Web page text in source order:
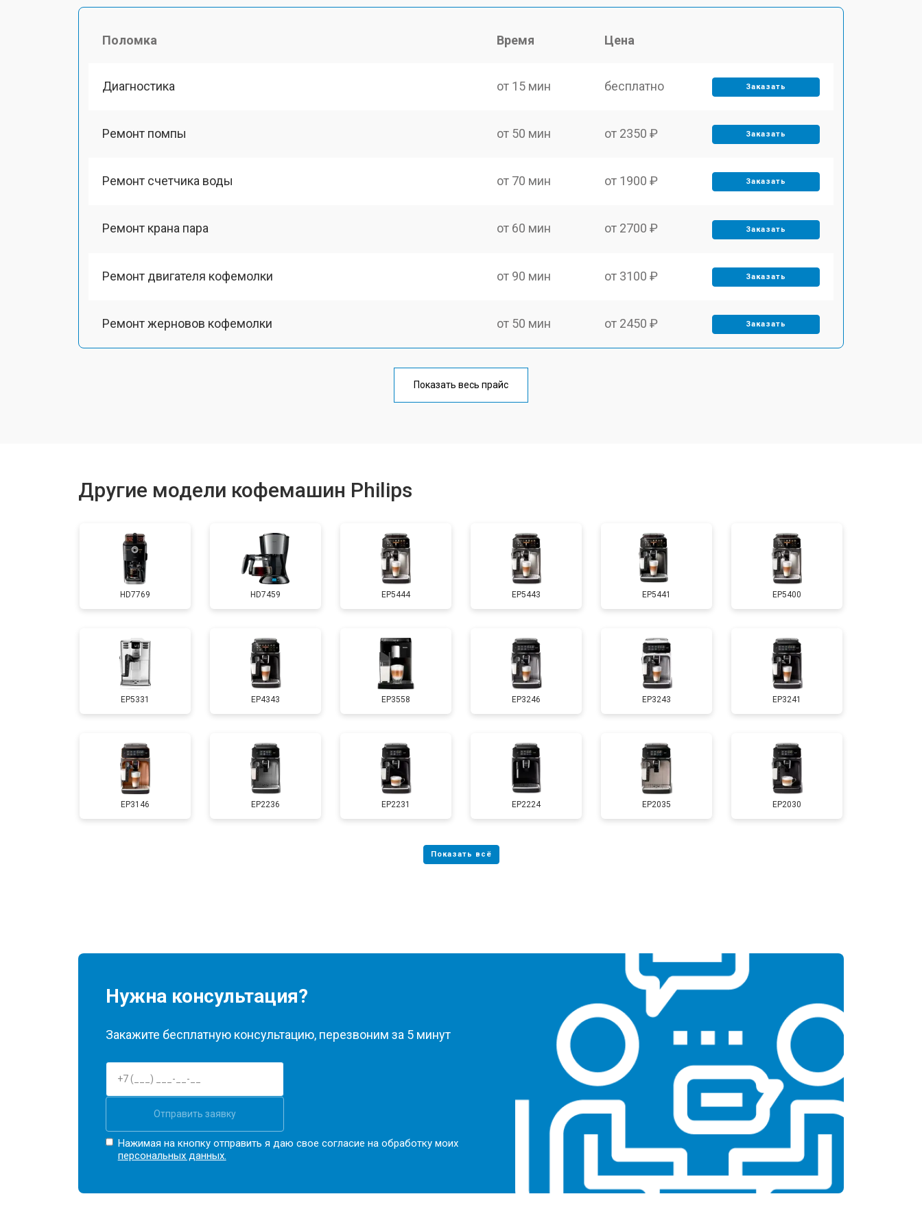
Поломка Время Цена
Диагностика от 15 мин бесплатно Заказать
Ремонт помпы от 50 мин от 2350 ₽ Заказать
Ремонт счетчика воды от 70 мин от 1900 ₽ Заказать
Ремонт крана пара от 60 мин от 2700 ₽ Заказать
Ремонт двигателя кофемолки от 90 мин от 3100 ₽ Заказать
Ремонт жерновов кофемолки от 50 мин от 2450 ₽ Заказать
от 90 мин
Ремонт заварного механизма от 80 мин от 2500 ₽ Заказать
Показать весь прайс
Другие модели кофемашин Philips
HD7769 HD7459 EP5444 EP5443 EP5441 EP5400
EP5331 EP4343 EP3558 EP3246 EP3243 EP3241
EP3146 EP2236 EP2231 EP2224 EP2035 EP2030
Нужна консультация?
Закажите бесплатную консультацию, перезвоним за 5 минут
Отправить заявку
Нажимая на кнопку отправить я даю свое согласие на обработку моих
персональных данных.